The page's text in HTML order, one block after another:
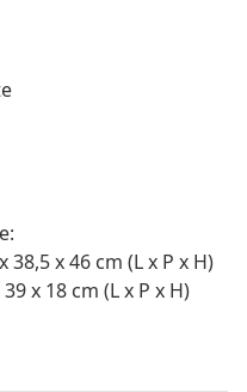
x 46 cm (L x P x H)
x 18 cm (L x P x H)